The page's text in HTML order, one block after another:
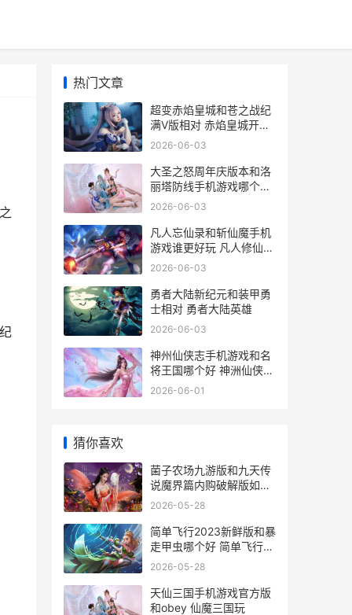
热门文章
超变赤焰皇城和苍之战纪
满V版相对 赤焰皇城开服
时间表
2026-06-03
大圣之怒周年庆版本和洛
丽塔防线手机游戏哪个好
玩 大圣之怒新版本
2026-06-03
凡人忘仙录和斩仙魔手机
游戏谁更好玩 凡人修仙传
忘语百度百科
2026-06-03
勇者大陆新纪元和装甲勇
士相对 勇者大陆英雄
2026-06-03
神州仙侠志手机游戏和名
将王国哪个好 神洲仙侠录
百度网盘下载
2026-06-01
猜你喜欢
菌子农场九游版和九天传
说魔界篇内购破解版如何
玩 菌子app
2026-05-28
简单飞行2023新鲜版和暴
走甲虫哪个好 简单飞行2
中文版
2026-05-28
天仙三国手机游戏官方版
和obey 仙魔三国玩